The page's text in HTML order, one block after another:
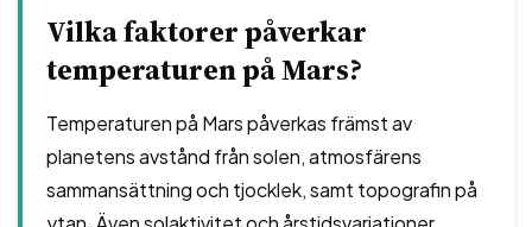
Vilka faktorer påverkar
temperaturen på Mars?
Temperaturen på Mars påverkas främst av
planetens avstånd från solen, atmosfärens
sammansättning och tjocklek, samt topografin på